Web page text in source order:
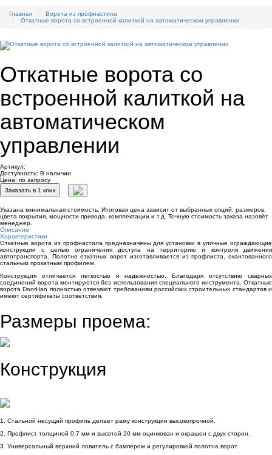
Главная
Ворота из профнастила
Откатные ворота со встроенной калиткой на автоматическом управлении
Откатные ворота со
встроенной калиткой на
автоматическом
управлении
Артикул:
Доступность: В наличии
Цена: по запросу
Заказать в 1 клик
Указана минимальная стоимость. Итоговая цена зависит от выбранных опций: размеров,
цвета покрытия, мощности привода, комплектации и т.д. Точную стоимость заказа назовёт
менеджер.
Описание
Характеристики
Откатные ворота из профнастила предназначены для установки в уличные ограждающие
конструкции с целью ограничения доступа на территорию и контроля движения
автотранспорта. Полотно откатных ворот изготавливается из профлиста, окантованного
стальным прокатным профилем.
Конструкция отличается легкостью и надежностью. Благодаря отсутствию сварных
соединений ворота монтируются без использования специального инструмента. Откатные
ворота DoorHan полностью отвечают требованиям российских строительных стандартов и
имеют сертификаты соответствия.
Размеры проема:
Конструкция
1. Стальной несущий профиль делает раму конструкции высокопрочной.
2. Профлист толщиной 0,7 мм и высотой 20 мм оцинкован и окрашен с двух сторон.
3. Универсальный верхний ловитель с бампером и регулировкой полотна ворот.